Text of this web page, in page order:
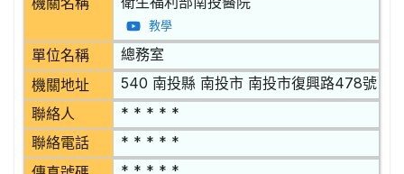
教學
單位名稱 總務室
機關地址 540 南投縣 南投市 南投市復興路478號
聯絡人 * * * * *
聯絡電話 * * * * *